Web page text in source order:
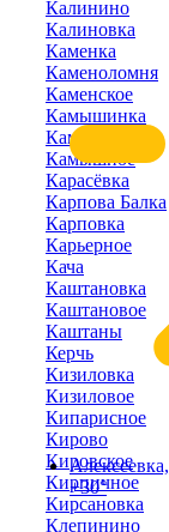
Алексеевка,
+30°
Калинино
Калиновка
Каменка
Каменоломня
Каменское
Камышинка
Камышлы
Камышное
Карасёвка
Карпова Балка
Карповка
Карьерное
Кача
Каштановка
Каштановое
Каштаны
Керчь
Кизиловка
Кизиловое
Кипарисное
Кирово
Кировское
Кирпичное
Кирсановка
Клепинино